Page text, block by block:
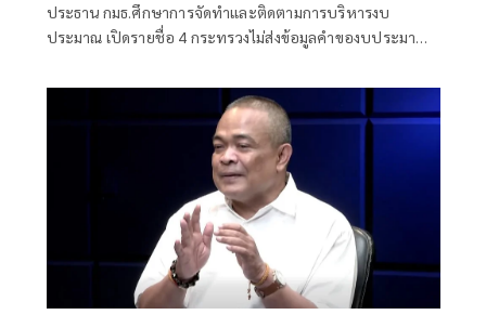
ประธาน กมธ.ศึกษาการจัดทำและติดตามการบริหารงบ
ประมาณ เปิดรายชื่อ 4 กระทรวงไม่ส่งข้อมูลคำของบประมาณปี
หน่วยงานเปิดเผยรายละเอียดงบประมาณ ชี้เป็นเงินภาษี
ประชาชนต้องตรวจสอบได้